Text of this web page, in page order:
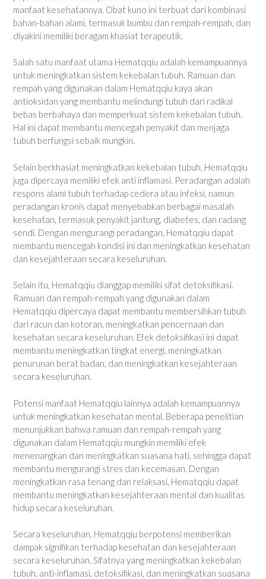
manfaat kesehatannya. Obat kuno ini terbuat dari kombinasi
bahan-bahan alami, termasuk bumbu dan rempah-rempah, dan
diyakini memiliki beragam khasiat terapeutik.
Salah satu manfaat utama Hematqqiu adalah kemampuannya
untuk meningkatkan sistem kekebalan tubuh. Ramuan dan
rempah yang digunakan dalam Hematqqiu kaya akan
antioksidan yang membantu melindungi tubuh dari radikal
bebas berbahaya dan memperkuat sistem kekebalan tubuh.
Hal ini dapat membantu mencegah penyakit dan menjaga
tubuh berfungsi sebaik mungkin.
Selain berkhasiat meningkatkan kekebalan tubuh, Hematqqiu
juga dipercaya memiliki efek anti inflamasi. Peradangan adalah
respons alami tubuh terhadap cedera atau infeksi, namun
peradangan kronis dapat menyebabkan berbagai masalah
kesehatan, termasuk penyakit jantung, diabetes, dan radang
sendi. Dengan mengurangi peradangan, Hematqqiu dapat
membantu mencegah kondisi ini dan meningkatkan kesehatan
dan kesejahteraan secara keseluruhan.
Selain itu, Hematqqiu dianggap memiliki sifat detoksifikasi.
Ramuan dan rempah-rempah yang digunakan dalam
Hematqqiu dipercaya dapat membantu membersihkan tubuh
dari racun dan kotoran, meningkatkan pencernaan dan
kesehatan secara keseluruhan. Efek detoksifikasi ini dapat
membantu meningkatkan tingkat energi, meningkatkan
penurunan berat badan, dan meningkatkan kesejahteraan
secara keseluruhan.
Potensi manfaat Hematqqiu lainnya adalah kemampuannya
untuk meningkatkan kesehatan mental. Beberapa penelitian
menunjukkan bahwa ramuan dan rempah-rempah yang
digunakan dalam Hematqqiu mungkin memiliki efek
menenangkan dan meningkatkan suasana hati, sehingga dapat
membantu mengurangi stres dan kecemasan. Dengan
meningkatkan rasa tenang dan relaksasi, Hematqqiu dapat
membantu meningkatkan kesejahteraan mental dan kualitas
hidup secara keseluruhan.
Secara keseluruhan, Hematqqiu berpotensi memberikan
dampak signifikan terhadap kesehatan dan kesejahteraan
secara keseluruhan. Sifatnya yang meningkatkan kekebalan
tubuh, anti-inflamasi, detoksifikasi, dan meningkatkan suasana